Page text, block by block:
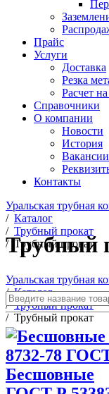
Прайс
Услуги
Доставка
Резка
Расчет
Справочники
О компании
Новости
История
Вакансии
Контакты
Уральская трубная
/ Каталог
/ Трубный прокат
/ Трубный прокат
Трубный
Уральская трубная
/ Каталог
/ Трубный прокат
/ Трубный прокат
Беcшовные